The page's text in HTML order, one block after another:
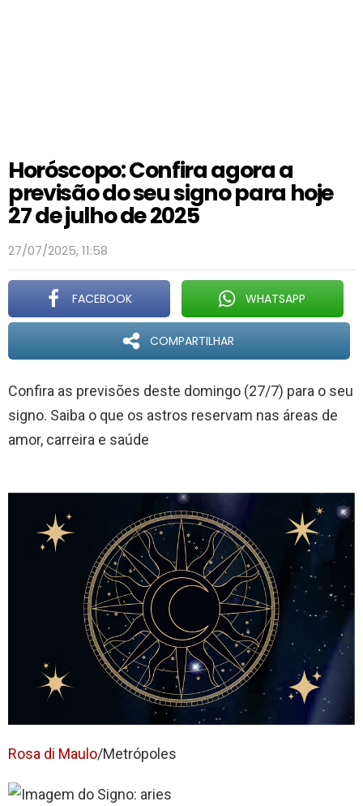
Horóscopo: Confira agora a
previsão do seu signo para hoje
27 de julho de 2025
27/07/2025, 11:58
FACEBOOK WHATSAPP
COMPARTILHAR
Confira as previsões deste domingo (27/7) para o seu
signo. Saiba o que os astros reservam nas áreas de
amor, carreira e saúde
Rosa di Maulo/Metrópoles